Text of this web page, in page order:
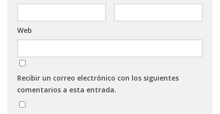
Web
Recibir un correo electrónico con los siguientes
comentarios a esta entrada.